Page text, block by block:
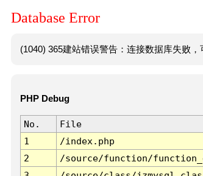
Database Error
(1040) 365建站错误警告：连接数据库失败
PHP Debug
No. File
1
/index.php
2
/source/function/